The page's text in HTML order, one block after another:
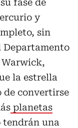
fase de
y
sin
Departamento
Warwick,
la estrella
de convertirse
planetas
tendrán una